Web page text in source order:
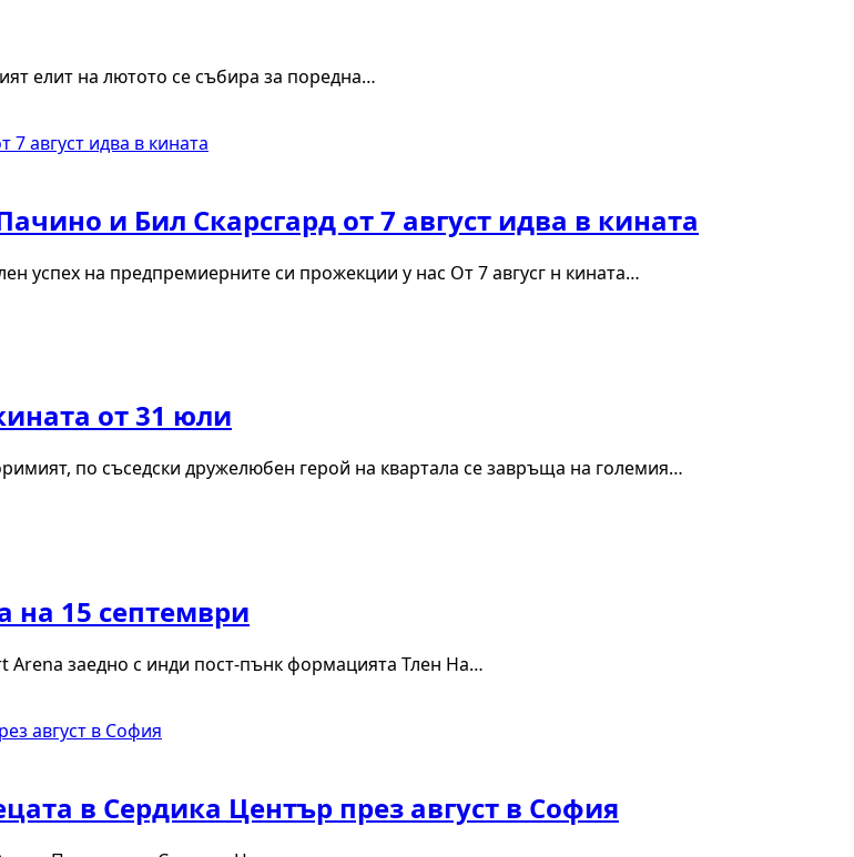
елит на лютото се събира за поредна…
и Бил Скарсгард от 7 август идва в кината
успех на предпремиерните си прожекции у нас От 7 авгусг н кината…
от 31 юли
по съседски дружелюбен герой на квартала се завръща на големия…
на 15 септември
Arena заедно с инди пост-пънк формацията Тлен На…
в Сердика Център през август в София